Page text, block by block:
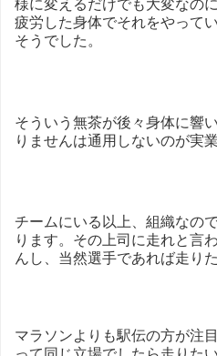
様に変えるだけでも大変なの
疲労した身体でそれをやって
そうでした。
そういう無茶が後々身体に響
りませんは通用しないのが実業
チームにいる以上、組織なの
ります。その上司に走れと言
んし、当然選手であれば走り
マラソンよりも駅伝の方が注